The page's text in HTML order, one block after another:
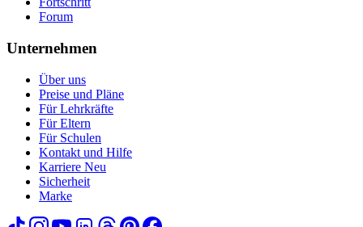
Forum
Unternehmen
Über uns
Preise und Pläne
Für Lehrkräfte
Für Eltern
Für Schulen
Kontakt und Hilfe
Karriere Neu
Sicherheit
Marke